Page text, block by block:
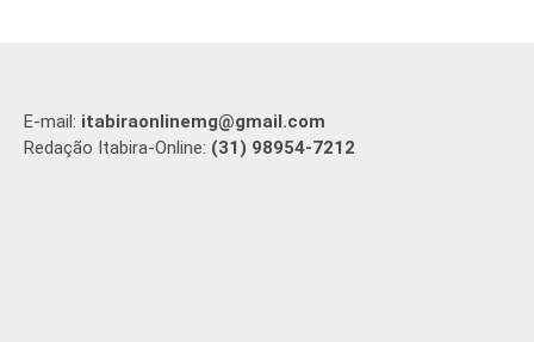
E-mail: itabiraonlinemg@gmail.com
Redação Itabira-Online: (31) 98954-7212